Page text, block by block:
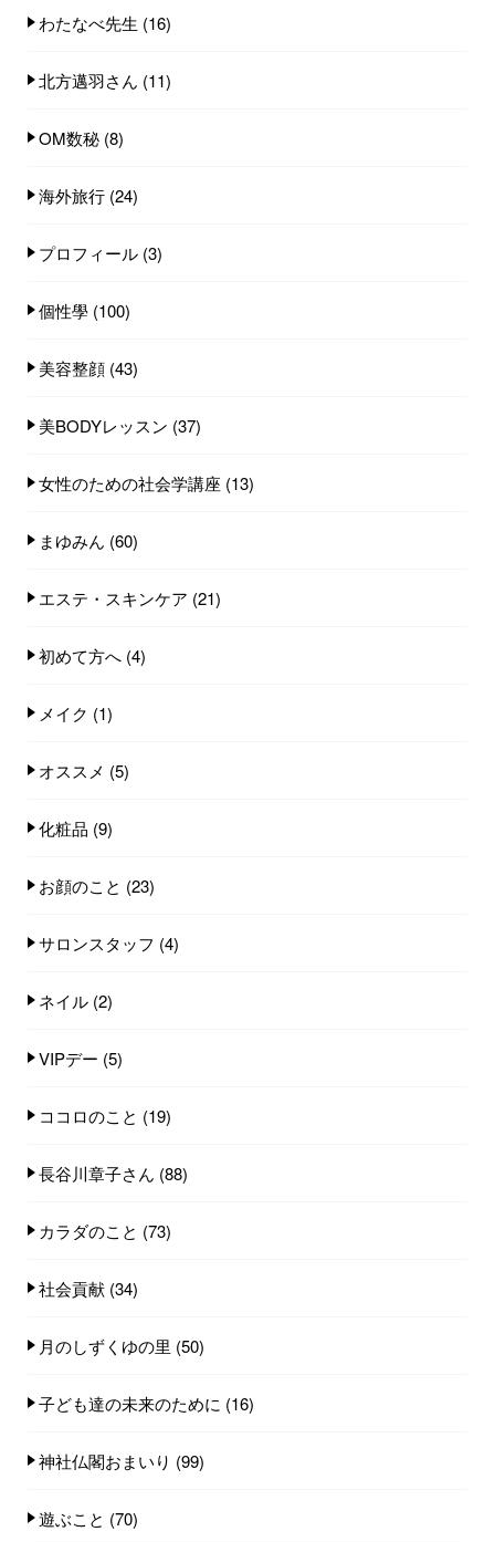
わたなべ先生 (16)
北方邁羽さん (11)
OM数秘 (8)
海外旅行 (24)
プロフィール (3)
個性學 (100)
美容整顔 (43)
美BODYレッスン (37)
女性のための社会学講座 (13)
まゆみん (60)
エステ・スキンケア (21)
初めて方へ (4)
メイク (1)
オススメ (5)
化粧品 (9)
お顔のこと (23)
サロンスタッフ (4)
ネイル (2)
VIPデー (5)
ココロのこと (19)
長谷川章子さん (88)
カラダのこと (73)
社会貢献 (34)
月のしずくゆの里 (50)
子ども達の未来のために (16)
神社仏閣おまいり (99)
遊ぶこと (70)